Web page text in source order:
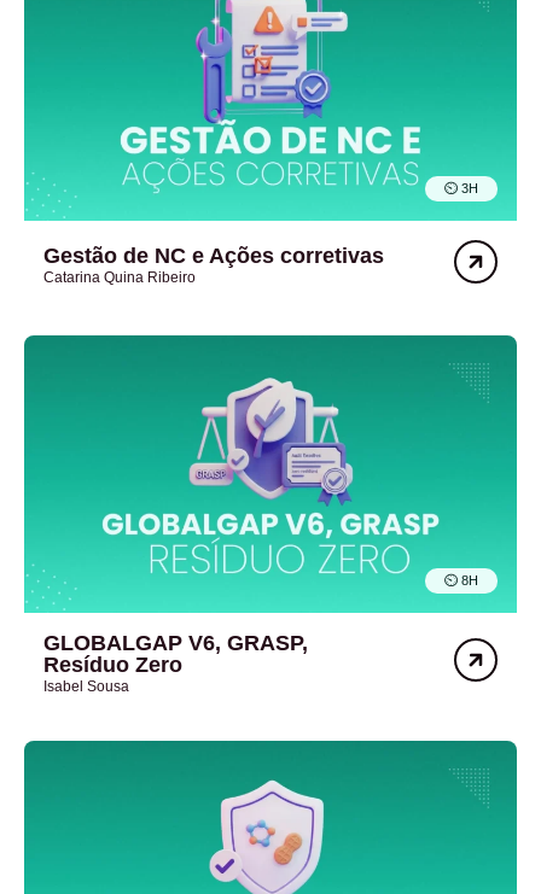
⏲︎ 3H
Gestão de NC e Ações corretivas
Catarina Quina Ribeiro
⏲︎ 8H
GLOBALGAP V6, GRASP,
Resíduo Zero
Isabel Sousa